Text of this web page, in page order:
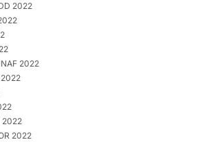
2022
2022
2022
2022
2022